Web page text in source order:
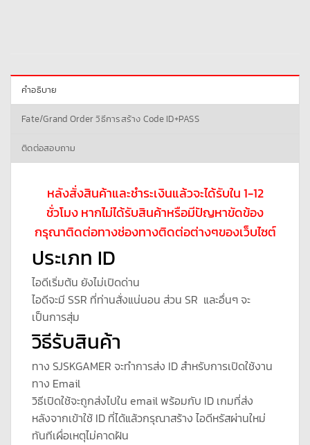
คำอธิบาย
Fate/Grand Order วิธีการสร้าง Code ID+PASS
ติดต่อสอบถาม
หลังสั่งสินค้าและชำระเงินแล้วจะได้รับใน 1-12
ชั่วโมง หากไม่ได้รับสินค้าหรือมีปัญหาขัดข้อง
กรุณาติดต่อทางช่องทางติดต่อต่างๆของเว็บไซต์
ประเภท ID
ไอดีเริ่มต้น ยังไม่เปิดด่าน
ไอดีจะมี SSR ที่ท่านสั่งแน่นอน ส่วน SR และอื่นๆ จะ
เป็นการสุ่ม
วิธีรับสินค้า
ทาง SJSKGAMER จะทำการส่ง ID สำหรับการเปิดใช้งาน
ทาง Email
วิธีเปิดใช้จะถูกส่งไปใน email พร้อมกับ ID เกมที่ส่ง
หลังจากเข้าใช้ ID ที่ได้แล้วกรุณาสร้าง ไอดีหรัสผ่านใหม่
ทันทีเผื่อเหตุไม่คาดฝัน